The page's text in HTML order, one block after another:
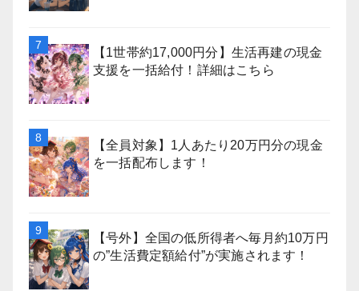
【1世帯約17,000円分】生活再建の現金
支援を一括給付！詳細はこちら
【全員対象】1人あたり20万円分の現金
を一括配布します！
【号外】全国の低所得者へ毎月約10万円
の”生活費定額給付”が実施されます！